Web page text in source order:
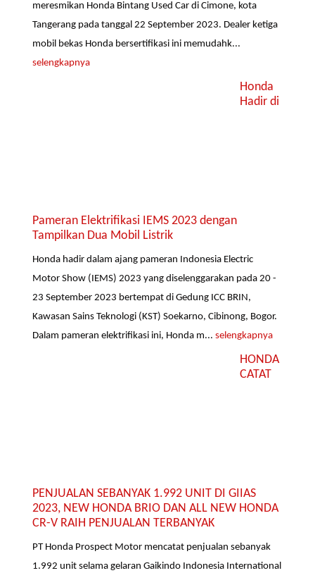
meresmikan Honda Bintang Used Car di Cimone, kota
Tangerang pada tanggal 22 September 2023. Dealer ketiga
mobil bekas Honda bersertifikasi ini memudahk...
selengkapnya
Honda
Hadir di
Pameran Elektrifikasi IEMS 2023 dengan
Tampilkan Dua Mobil Listrik
Honda hadir dalam ajang pameran Indonesia Electric
Motor Show (IEMS) 2023 yang diselenggarakan pada 20 -
23 September 2023 bertempat di Gedung ICC BRIN,
Kawasan Sains Teknologi (KST) Soekarno, Cibinong, Bogor.
Dalam pameran elektrifikasi ini, Honda m...selengkapnya
HONDA
CATAT
PENJUALAN SEBANYAK 1.992 UNIT DI GIIAS
2023, NEW HONDA BRIO DAN ALL NEW HONDA
CR-V RAIH PENJUALAN TERBANYAK
PT Honda Prospect Motor mencatat penjualan sebanyak
1.992 unit selama gelaran Gaikindo Indonesia International